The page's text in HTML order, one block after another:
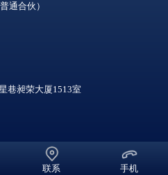
通合伙）
巷昶荣大厦1513室
联系 手机